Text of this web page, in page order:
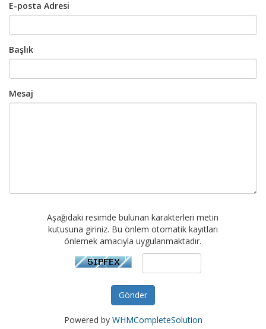
E-posta Adresi
Başlık
Mesaj
Aşağıdaki resimde bulunan karakterleri metin
kutusuna giriniz. Bu önlem otomatik kayıtları
önlemek amacıyla uygulanmaktadır.
Gönder
Powered by WHMCompleteSolution